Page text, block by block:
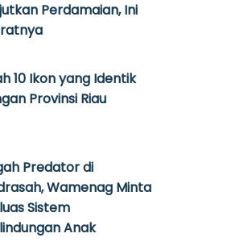
Perdamaian, Ini
10 Ikon yang Identik
Provinsi Riau
Predator di
Wamenag Minta
Sistem
Anak